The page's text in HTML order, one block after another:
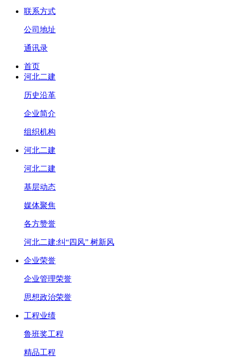
联系方式
公司地址
通讯录
首页
河北二建
历史沿革
企业简介
组织机构
河北二建
河北二建
基层动态
媒体聚焦
各方赞誉
河北二建:纠“四风” 树新风
企业荣誉
企业管理荣誉
思想政治荣誉
工程业绩
鲁班奖工程
精品工程